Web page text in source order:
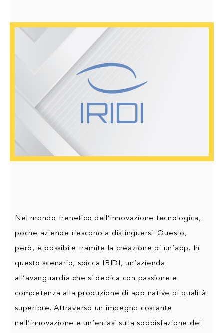
Nel mondo frenetico dell’innovazione tecnologica,
poche aziende riescono a distinguersi. Questo,
però, è possibile tramite la creazione di un’app. In
questo scenario, spicca IRIDI, un’azienda
all’avanguardia che si dedica con passione e
competenza alla produzione di app native di qualità
superiore. Attraverso un impegno costante
nell’innovazione e un’enfasi sulla soddisfazione del